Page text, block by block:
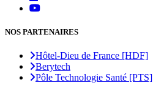
NOS PARTENAIRES
Hôtel-Dieu de France [HDF]
Berytech
Pôle Technologie Santé [PTS]